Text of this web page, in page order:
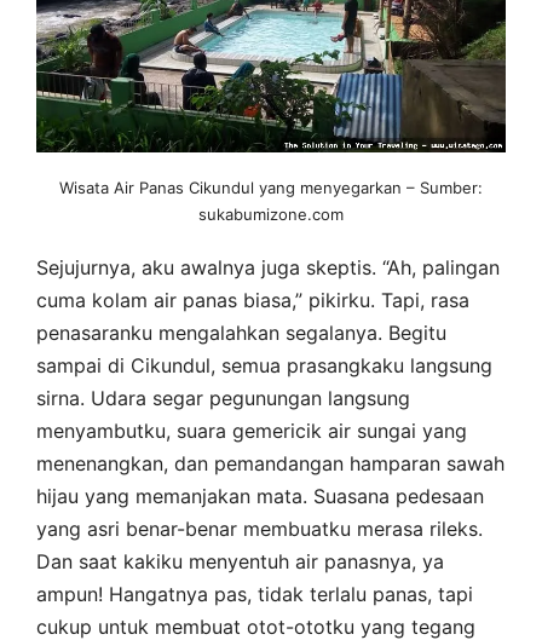
Wisata Air Panas Cikundul yang menyegarkan – Sumber:
sukabumizone.com
Sejujurnya, aku awalnya juga skeptis. “Ah, palingan
cuma kolam air panas biasa,” pikirku. Tapi, rasa
penasaranku mengalahkan segalanya. Begitu
sampai di Cikundul, semua prasangkaku langsung
sirna. Udara segar pegunungan langsung
menyambutku, suara gemericik air sungai yang
menenangkan, dan pemandangan hamparan sawah
hijau yang memanjakan mata. Suasana pedesaan
yang asri benar-benar membuatku merasa rileks.
Dan saat kakiku menyentuh air panasnya, ya
ampun! Hangatnya pas, tidak terlalu panas, tapi
cukup untuk membuat otot-ototku yang tegang